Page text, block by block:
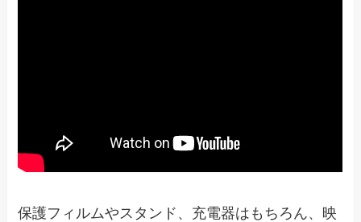
保護フィルムやスタンド、充電器はもちろん、映